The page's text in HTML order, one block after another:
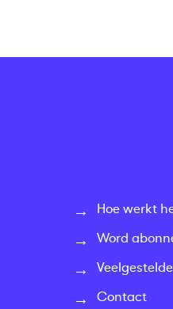
Hoe werkt
Word
Contact